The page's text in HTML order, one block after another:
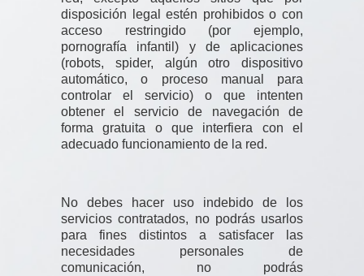
disposición legal estén prohibidos o con
acceso restringido (por ejemplo,
pornografía infantil) y de aplicaciones
(robots, spider, algún otro dispositivo
automático, o proceso manual para
controlar el servicio) o que intenten
obtener el servicio de navegación de
forma gratuita o que interfiera con el
adecuado funcionamiento de la red.
No debes hacer uso indebido de los
servicios contratados, no podrás usarlos
para fines distintos a satisfacer las
necesidades personales de
comunicación, no podrás